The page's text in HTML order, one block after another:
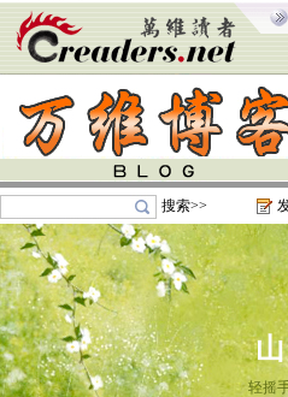
搜索>>
轻摇